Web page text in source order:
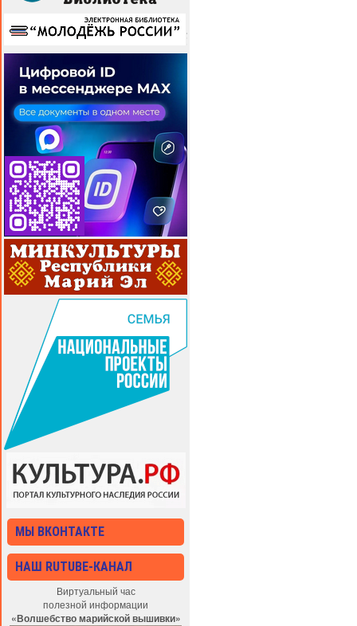
МЫ ВКОНТАКТЕ
НАШ RUTUBE-КАНАЛ
Виртуальный час
полезной информации
«Волшебство марийской вышивки»